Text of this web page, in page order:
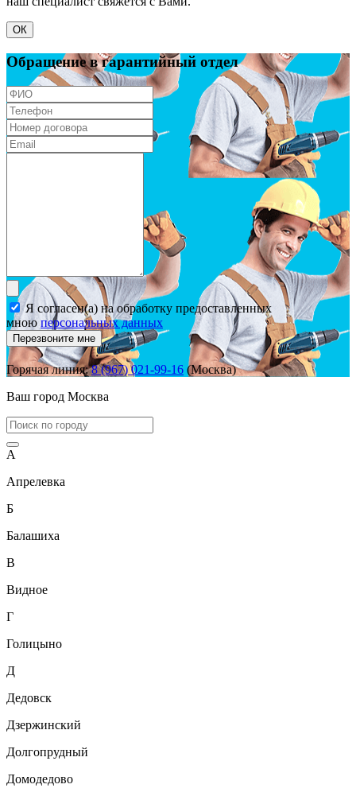
ОК
Обращение в гарантийный отдел
Я согласен(а) на обработку предоставленных
мною персональных данных
Перезвоните мне
Горячая линия:8 (967) 021-99-16 (Москва)
Ваш город Москва
А
Апрелевка
Б
Балашиха
В
Видное
Г
Голицыно
Д
Дедовск
Дзержинский
Долгопрудный
Домодедово